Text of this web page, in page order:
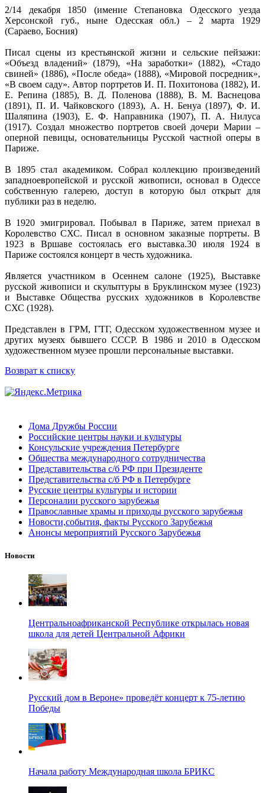
2/14 декабря 1850 (имение Степановка Одесского уезда
Херсонской губ., ныне Одесская обл.) – 2 марта 1929
(Сараево, Босния)
Писал сцены из крестьянской жизни и сельские пейзажи:
«Объезд владений» (1879), «На заработки» (1882), «Стадо
свиней» (1886), «После обеда» (1888), «Мировой посредник»,
«В своем саду». Автор портретов И. П. Похитонова (1882), И.
Е. Репина (1885), В. Д. Поленова (1888), В. М. Васнецова
(1891), П. И. Чайковского (1893), А. Н. Бенуа (1897), Ф. И.
Шаляпина (1903), Е. Ф. Направника (1907), П. А. Нилуса
(1917). Создал множество портретов своей дочери Марии –
оперной певицы, основательницы Русской частной оперы в
Париже.
В 1895 стал академиком. Собрал коллекцию произведений
западноевропейской и русской живописи, основал в Одессе
собственную галерею, доступ в которую был открыт для
публики раз в неделю.
В 1920 эмигрировал. Побывал в Париже, затем приехал в
Королевство СХС. Писал в основном заказные портреты. В
1923 в Вршаве состоялась его выставка.30 июля 1924 в
Париже состоялся концерт в честь художника.
Является участником в Осеннем салоне (1925), Выставке
русской живописи и скульптуры в Бруклинском музее (1923)
и Выставке Общества русских художников в Королевстве
СХС (1928).
Представлен в ГРМ, ГТГ, Одесском художественном музее и
других музеях бывшего СССР. В 1986 и 2010 в Одесском
художественном музее прошли персональные выставки.
Возврат к списку
Дома Дружбы России
Российские центры науки и культуры
Консульские учреждения Петербурге
Общества международного сотрудничества
Представительства с/б РФ при Президенте
Представительства с/б РФ в Петербурге
Русские центры культуры и истории
Персоналии русского зарубежья
Православные храмы и приходы русского зарубежья
Новости,события, факты Русского Зарубежья
Анонсы мероприятий Русского Зарубежья
Новости
Центральноафриканской Республике открылась новая
школа для детей Центральной Африки
Русский дом в Вероне» проведёт концерт к 75-летию
Победы
Начала работу Международная школа БРИКС